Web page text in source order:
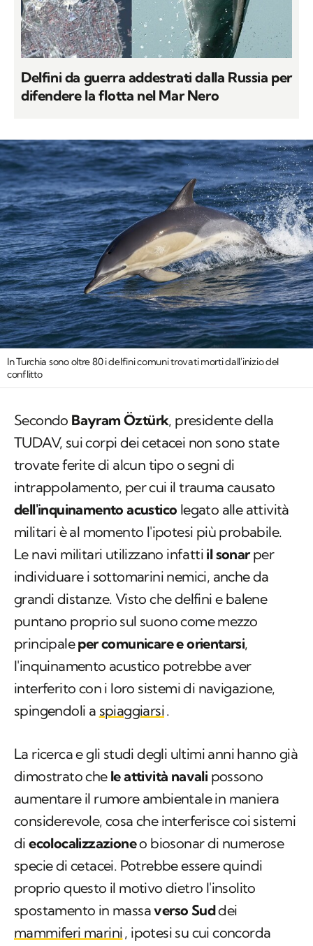
Delfini da guerra addestrati dalla Russia per
difendere la flotta nel Mar Nero
In Turchia sono oltre 80 i delfini comuni trovati morti dall'inizio del
conflitto
Secondo Bayram Öztürk, presidente della
TUDAV, sui corpi dei cetacei non sono state
trovate ferite di alcun tipo o segni di
intrappolamento, per cui il trauma causato
dell'inquinamento acustico legato alle attività
militari è al momento l'ipotesi più probabile.
Le navi militari utilizzano infatti il sonarper
individuare i sottomarini nemici, anche da
grandi distanze. Visto che delfini e balene
puntano proprio sul suono come mezzo
principaleper comunicare e orientarsi,
l'inquinamento acustico potrebbe aver
interferito con i loro sistemi di navigazione,
spingendoli a spiaggiarsi.
La ricerca e gli studi degli ultimi anni hanno già
dimostrato che le attività navali possono
aumentare il rumore ambientale in maniera
considerevole, cosa che interferisce coi sistemi
diecolocalizzazioneo biosonar di numerose
specie di cetacei. Potrebbe essere quindi
proprio questo il motivo dietro l'insolito
spostamento in massaverso Suddei
mammiferi marini, ipotesi su cui concorda